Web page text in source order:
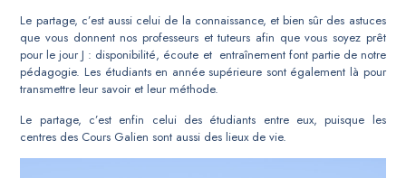
Le partage, c’est aussi celui de la connaissance, et bien sûr des astuces
que vous donnent nos professeurs et tuteurs afin que vous soyez prêt
pour le jour J : disponibilité, écoute et entraînement font partie de notre
pédagogie. Les étudiants en année supérieure sont également là pour
transmettre leur savoir et leur méthode.
Le partage, c’est enfin celui des étudiants entre eux, puisque les
centres des Cours Galien sont aussi des lieux de vie.